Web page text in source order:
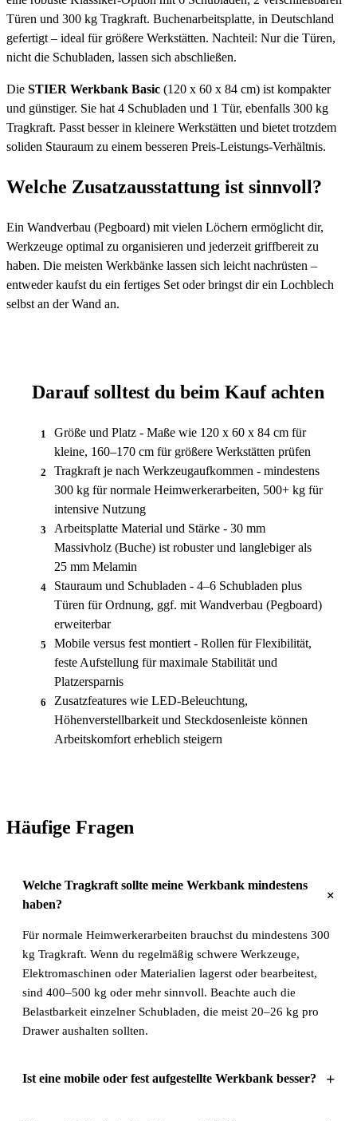
Türen und 300 kg Tragkraft. Buchenarbeitsplatte, in Deutschland
gefertigt – ideal für größere Werkstätten. Nachteil: Nur die Türen,
nicht die Schubladen, lassen sich abschließen.
Die STIER Werkbank Basic (120 x 60 x 84 cm) ist kompakter
und günstiger. Sie hat 4 Schubladen und 1 Tür, ebenfalls 300 kg
Tragkraft. Passt besser in kleinere Werkstätten und bietet trotzdem
soliden Stauraum zu einem besseren Preis-Leistungs-Verhältnis.
Welche Zusatzausstattung ist sinnvoll?
Ein Wandverbau (Pegboard) mit vielen Löchern ermöglicht dir,
Werkzeuge optimal zu organisieren und jederzeit griffbereit zu
haben. Die meisten Werkbänke lassen sich leicht nachrüsten –
entweder kaufst du ein fertiges Set oder bringst dir ein Lochblech
selbst an der Wand an.
Darauf solltest du beim Kauf achten
1
Größe und Platz - Maße wie 120 x 60 x 84 cm für
kleine, 160–170 cm für größere Werkstätten prüfen
2
Tragkraft je nach Werkzeugaufkommen - mindestens
300 kg für normale Heimwerkerarbeiten, 500+ kg für
intensive Nutzung
3
Arbeitsplatte Material und Stärke - 30 mm
Massivholz (Buche) ist robuster und langlebiger als
25 mm Melamin
4
Stauraum und Schubladen - 4–6 Schubladen plus
Türen für Ordnung, ggf. mit Wandverbau (Pegboard)
erweiterbar
5
Mobile versus fest montiert - Rollen für Flexibilität,
feste Aufstellung für maximale Stabilität und
Platzersparnis
6
Zusatzfeatures wie LED-Beleuchtung,
Höhenverstellbarkeit und Steckdosenleiste können
Arbeitskomfort erheblich steigern
Häufige Fragen
Welche Tragkraft sollte meine Werkbank mindestens
haben?
+
Für normale Heimwerkerarbeiten brauchst du mindestens 300
kg Tragkraft. Wenn du regelmäßig schwere Werkzeuge,
Elektromaschinen oder Materialien lagerst oder bearbeitest,
sind 400–500 kg oder mehr sinnvoll. Beachte auch die
Belastbarkeit einzelner Schubladen, die meist 20–26 kg pro
Drawer aushalten sollten.
Ist eine mobile oder fest aufgestellte Werkbank besser? +